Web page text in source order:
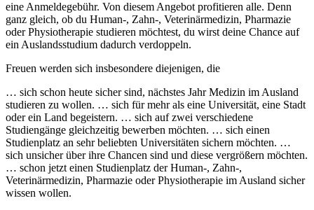
eine Anmeldegebühr. Von diesem Angebot profitieren alle. Denn
ganz gleich, ob du Human-, Zahn-, Veterinärmedizin, Pharmazie
oder Physiotherapie studieren möchtest, du wirst deine Chance auf
ein Auslandsstudium dadurch verdoppeln.
Freuen werden sich insbesondere diejenigen, die
… sich schon heute sicher sind, nächstes Jahr Medizin im Ausland
studieren zu wollen. … sich für mehr als eine Universität, eine Stadt
oder ein Land begeistern. … sich auf zwei verschiedene
Studiengänge gleichzeitig bewerben möchten. … sich einen
Studienplatz an sehr beliebten Universitäten sichern möchten. …
sich unsicher über ihre Chancen sind und diese vergrößern möchten.
… schon jetzt einen Studienplatz der Human-, Zahn-,
Veterinärmedizin, Pharmazie oder Physiotherapie im Ausland sicher
wissen wollen.